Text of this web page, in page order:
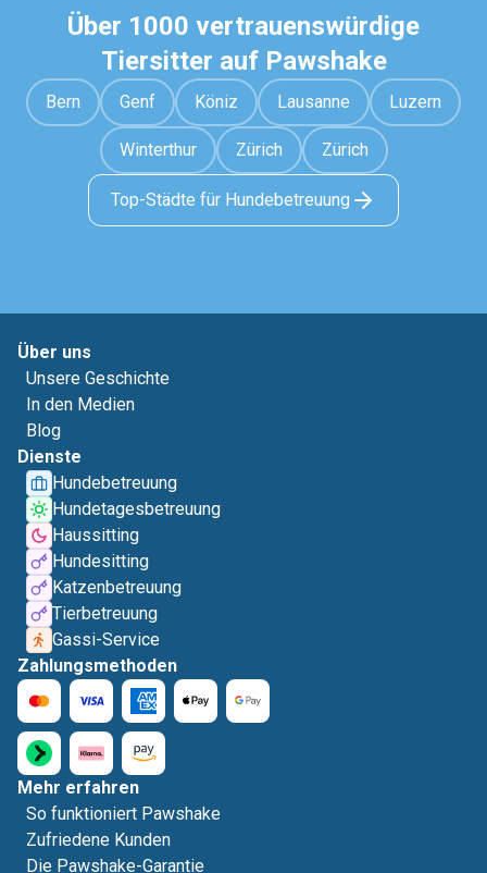
Über 1000 vertrauenswürdige
Tiersitter auf Pawshake
Bern Genf Köniz Lausanne Luzern
Winterthur Zürich Zürich
Top-Städte für Hundebetreuung
Über uns
Unsere Geschichte
In den Medien
Blog
Dienste
Hundebetreuung
Hundetagesbetreuung
Haussitting
Hundesitting
Katzenbetreuung
Tierbetreuung
Gassi-Service
Zahlungsmethoden
Mehr erfahren
So funktioniert Pawshake
Zufriedene Kunden
Die Pawshake-Garantie